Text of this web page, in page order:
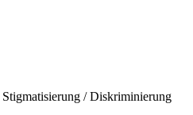
Stigmatisierung / Diskriminierung